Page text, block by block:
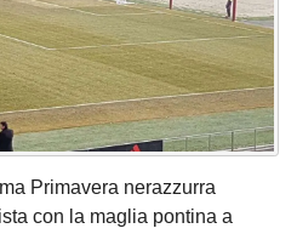
Primavera nerazzurra
con la maglia pontina a